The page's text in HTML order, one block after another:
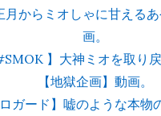
月からミオしゃに甘える
画。
】大神ミオを取り
【地獄企画】動画。
ロガード】嘘のような本物